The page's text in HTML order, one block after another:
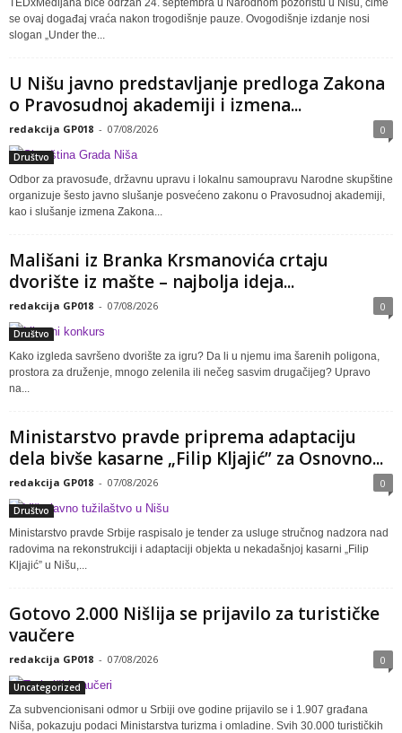
TEDxMedijana biće održan 24. septembra u Narodnom pozorištu u Nišu, čime
se ovaj događaj vraća nakon trogodišnje pauze. Ovogodišnje izdanje nosi
slogan „Under the...
U Nišu javno predstavljanje predloga Zakona
o Pravosudnoj akademiji i izmena...
redakcija GP018 - 07/08/2026 0
Društvo
Odbor za pravosuđe, državnu upravu i lokalnu samoupravu Narodne skupštine
organizuje šesto javno slušanje posvećeno zakonu o Pravosudnoj akademiji,
kao i slušanje izmena Zakona...
Mališani iz Branka Krsmanovića crtaju
dvorište iz mašte – najbolja ideja...
redakcija GP018 - 07/08/2026 0
Društvo
Kako izgleda savršeno dvorište za igru? Da li u njemu ima šarenih poligona,
prostora za druženje, mnogo zelenila ili nečeg sasvim drugačijeg? Upravo
na...
Ministarstvo pravde priprema adaptaciju
dela bivše kasarne „Filip Kljajić” za Osnovno...
redakcija GP018 - 07/08/2026 0
Društvo
Ministarstvo pravde Srbije raspisalo je tender za usluge stručnog nadzora nad
radovima na rekonstrukciji i adaptaciji objekta u nekadašnjoj kasarni „Filip
Kljajić” u Nišu,...
Gotovo 2.000 Nišlija se prijavilo za turističke
vaučere
redakcija GP018 - 07/08/2026 0
Uncategorized
Za subvencionisani odmor u Srbiji ove godine prijavilo se i 1.907 građana
Niša, pokazuju podaci Ministarstva turizma i omladine. Svih 30.000 turističkih